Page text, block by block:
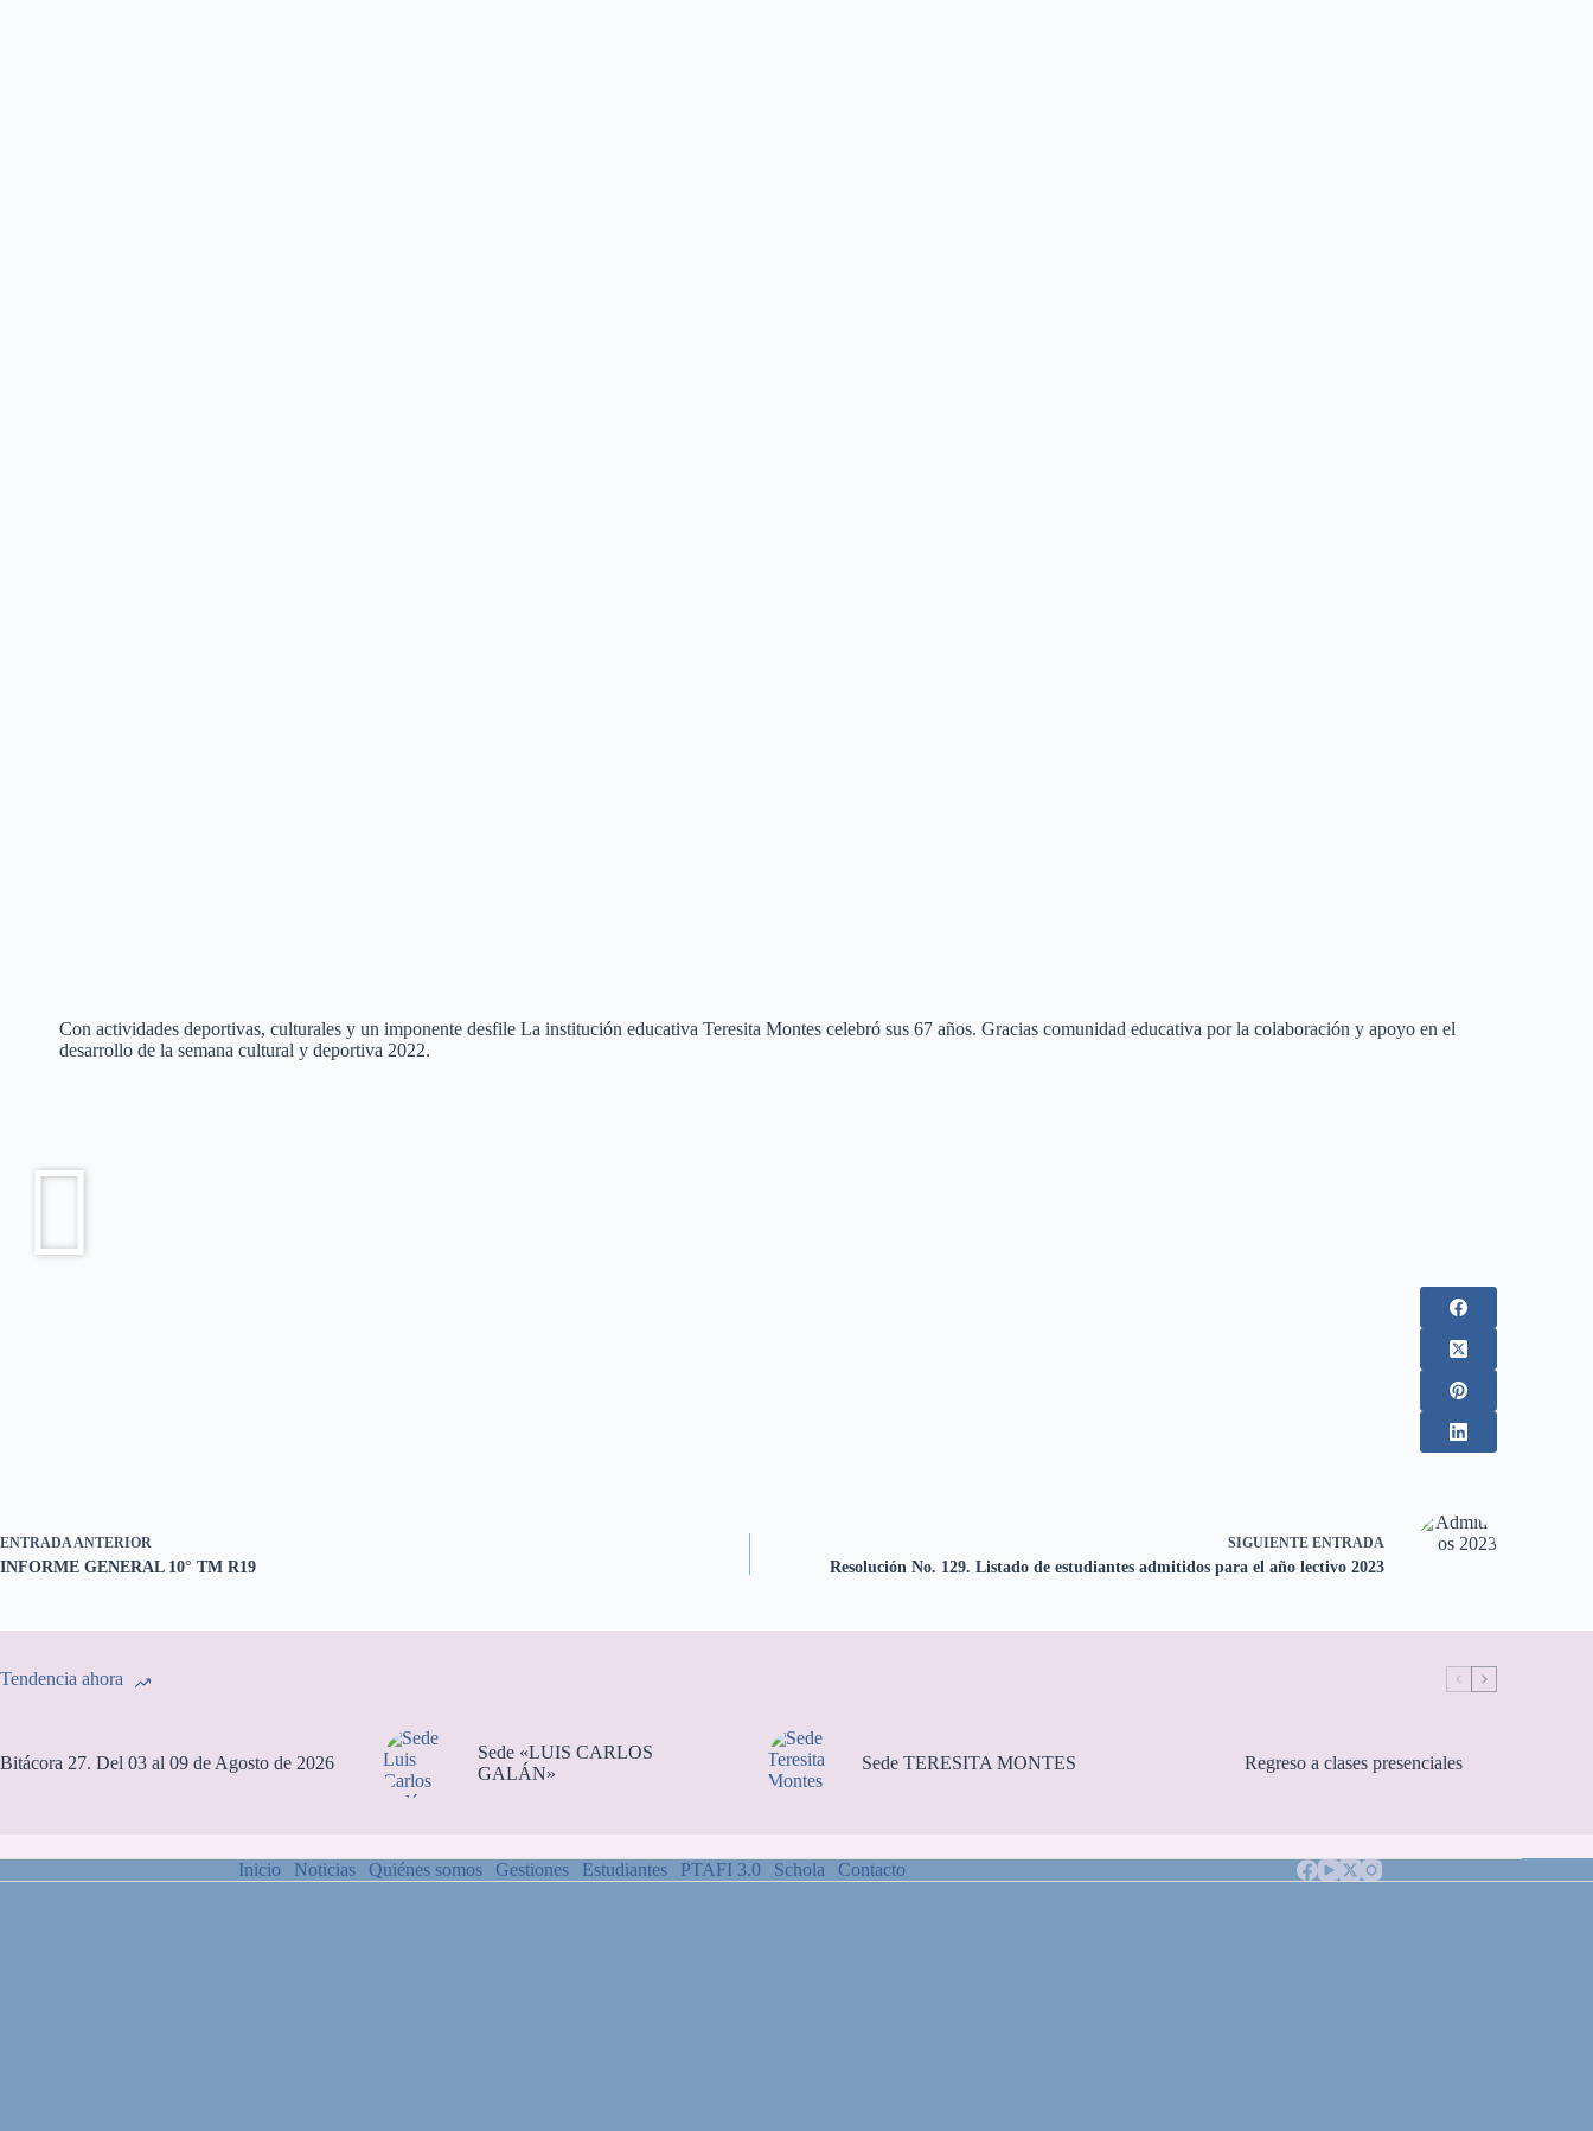
Con actividades deportivas, culturales y un imponente desfile La institución educativa Teresita Montes celebró sus 67 años. Gracias comunidad educativa por la colaboración y apoyo en el
desarrollo de la semana cultural y deportiva 2022.
ENTRADAANTERIOR
INFORME GENERAL 10° TM R19
SIGUIENTEENTRADA
Resolución No. 129. Listado de estudiantes admitidos para el año lectivo 2023
Tendencia ahora
Bitácora 27. Del 03 al 09 de Agosto de 2026
Sede «LUIS CARLOS
GALÁN»
Sede TERESITA MONTES Regreso a clases presenciales
Inicio Noticias Quiénes somos Gestiones Estudiantes PTAFI 3.0 Schola Contacto